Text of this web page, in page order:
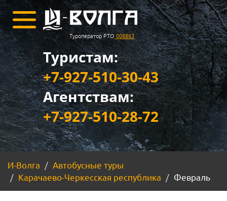
Туроператор РТО 008863
Туристам:
+7-927-510-30-43
Агентствам:
+7-927-510-28-72
И-Волга
Автобусные туры
Карачаево-Черкесская республика
Февраль